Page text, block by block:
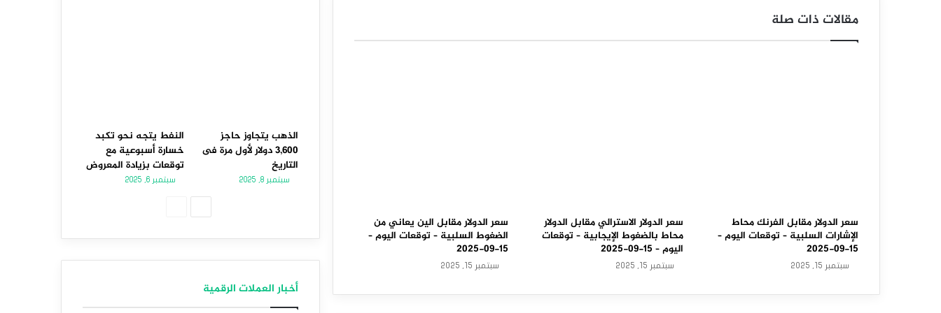
ل
ا
ا
ل
د
و
مقالات ذات صلة
سعر الدولار مقابل الفرنك محاط
الإشارات السلبية – توقعات اليوم –
15-09-2025
سبتمبر 15, 2025
سعر الدولار الاسترالي مقابل الدولار
محاط بالضغوط الإيجابية – توقعات
اليوم – 15-09-2025
سبتمبر 15, 2025
سعر الدولار مقابل الين يعاني من
الضغوط السلبية – توقعات اليوم –
15-09-2025
سبتمبر 15, 2025
الذهب يتجاوز حاجز
3,600 دولار لأول مرة فى
التاريخ
سبتمبر 8, 2025
النفط يتجه نحو تكبد
خسارة أسبوعية مع
توقعات بزيادة المعروض
سبتمبر 6, 2025
أخبار العملات الرقمية